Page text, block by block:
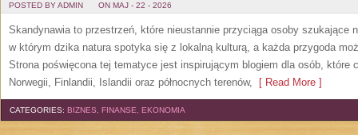
POSTED BY ADMIN ON MAJ - 22 - 2026
Skandynawia to przestrzeń, które nieustannie przyciąga osoby szukające
w którym dzika natura spotyka się z lokalną kulturą, a każda przygoda
Strona poświęcona tej tematyce jest inspirującym blogiem dla osób, które
Norwegii, Finlandii, Islandii oraz północnych terenów, [ Read More ]
CATEGORIES: BIZNES, FINANSE, EKONOMIA